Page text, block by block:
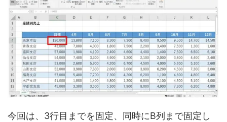
今回は、3行目までを固定、同時にB列まで固定し